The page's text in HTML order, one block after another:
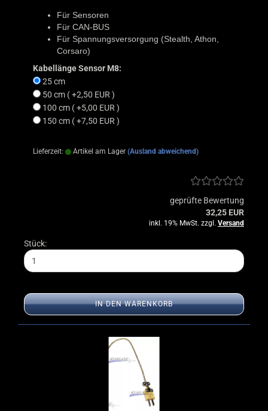
Für Sensoren
Für CAN-BUS
Für Spannungsversorgung (Stealth, Athon,
Corsaro)
Kabellänge Sensor M8:
25 cm
50 cm ( +2,50 EUR )
100 cm ( +5,00 EUR )
150 cm ( +7,50 EUR )
Lieferzeit: Artikel am Lager (Ausland abweichend)
geprüfte Bewertung
32,25 EUR
inkl. 19% MwSt. zzgl. Versand
Stück:
IN DEN WARENKORB